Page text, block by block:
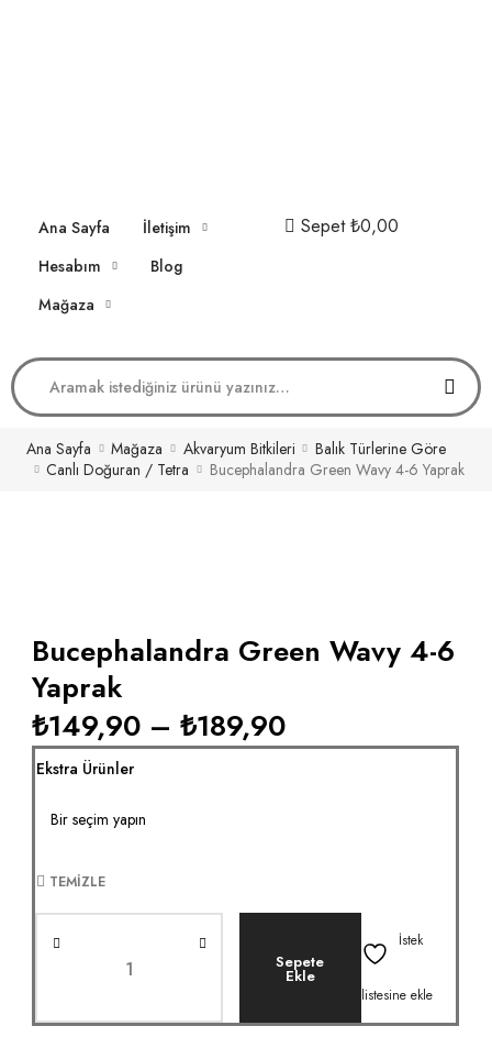
Ana Sayfa
İletişim
Hesabım
Blog
Mağaza
Sepet ₺0,00
Ana Sayfa Mağaza Akvaryum Bitkileri
Balık Türlerine Göre
Canlı Doğuran / Tetra
Bucephalandra Green Wavy 4-6 Yaprak
Bucephalandra Green Wavy 4-6
Yaprak
₺149,90 – ₺189,90
Ekstra Ürünler
TEMIZLE
Sepete
Ekle
İstek
listesine ekle